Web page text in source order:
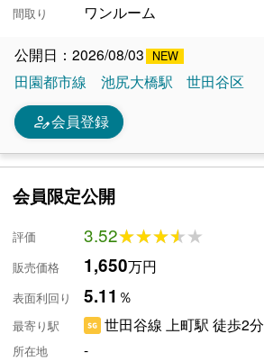
間取り ワンルーム
公開日：2026/08/03
田園都市線
池尻大橋駅 世田谷区
person_edit会員登録
会員限定公開
評価 3.52★★★★★
★★★★★
販売価格 1,650万円
表面利回り 5.11 ％
最寄り駅 世田谷線 上町駅 徒歩2分
所在地 -